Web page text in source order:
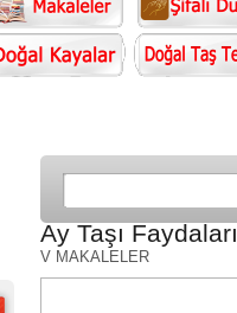
Ay Taşı Faydaları
V MAKALELER